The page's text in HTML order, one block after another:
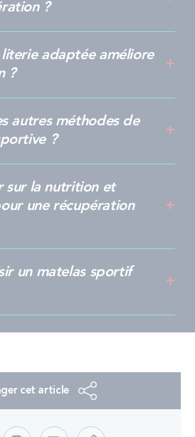
?
adaptée améliore
?
autres méthodes de
?
sur la nutrition et
une récupération
un matelas sportif
cet article